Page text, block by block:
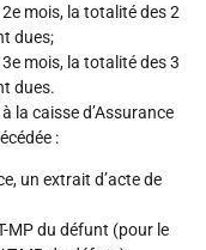
mois, la totalité des 2
dues;
mois, la totalité des 3
dues.
la caisse d’Assurance
:
un extrait d’acte de
MP du défunt (pour le